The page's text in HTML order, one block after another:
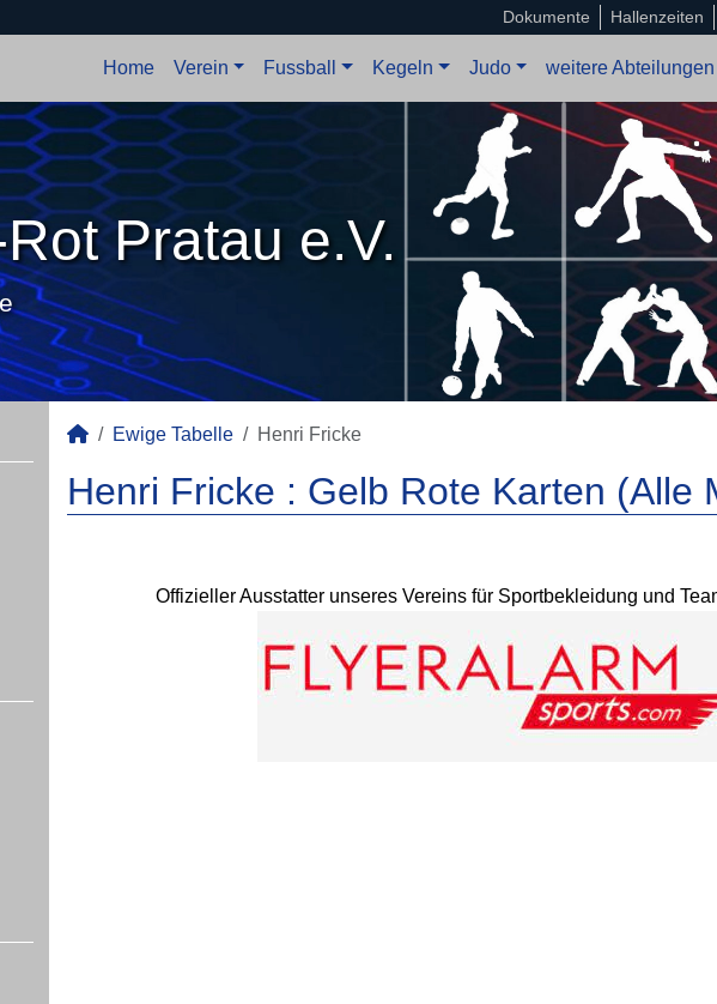
Dokumente Hallenzeiten
Home Verein Fussball Kegeln Judo weitere Abteilungen
Pratau e.V.
Ewige Tabelle Henri Fricke
Henri Fricke : Gelb Rote Karten (Alle
Offizieller Ausstatter unseres Vereins für Sportbekleidung und